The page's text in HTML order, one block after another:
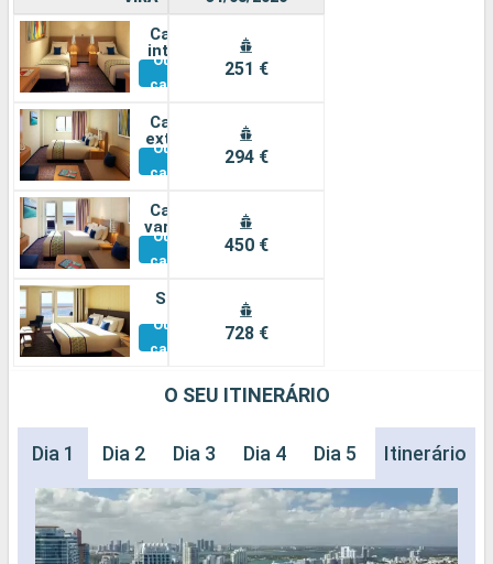
Cabine
interna
Outras
cabines
Cabine
externa
Outras
cabines
Cabine
varanda
Outras
cabines
Suíte
Outras
cabines
251 €
294 €
450 €
728 €
O SEU ITINERÁRIO
Dia 1 Dia 2 Dia 3 Dia 4 Dia 5 Itinerário